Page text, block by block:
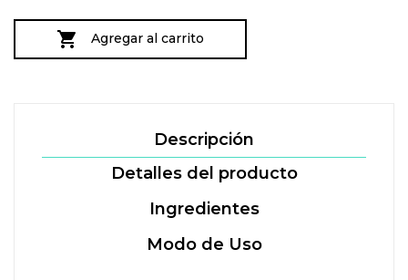
 Agregar al carrito
Descripción
Detalles del producto
Ingredientes
Modo de Uso